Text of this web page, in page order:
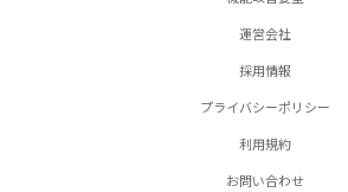
運営会社
採用情報
プライバシーポリシー
利用規約
お問い合わせ